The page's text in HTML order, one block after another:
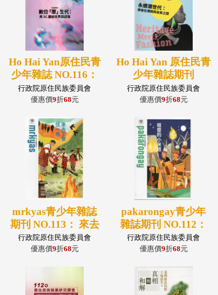
Ho Hai Yan原住民青
少年雜誌 NO.116：
數位「原」生代：用
3C連結世界與部落
行政院原住民族委員會
優惠價9折68元
Ho Hai Yan 原住民青
少年雜誌期刊
NO.115： 永續潮世
代：穿梭在傳統與未
行政院原住民族委員會
優惠價9折68元
mrkyas青少年雜誌
期刊 NO.113： 來去
工寮住一晚
行政院原住民族委員會
優惠價9折68元
pakarongay青少年
雜誌期刊 NO.112：
祖靈的小米糕
行政院原住民族委員會
優惠價9折68元